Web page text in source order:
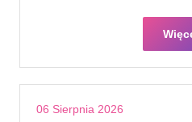
06 Sierpnia 2026